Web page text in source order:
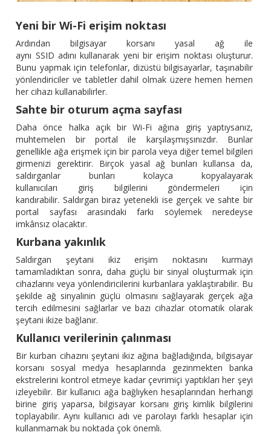
Yeni bir Wi-Fi erişim noktası
Ardından bilgisayar korsanı yasal ağ ile
aynı SSID adını kullanarak yeni bir erişim noktası oluşturur.
Bunu yapmak için telefonlar, dizüstü bilgisayarlar, taşınabilir
yönlendiriciler ve tabletler dahil olmak üzere hemen hemen
her cihazı kullanabilirler.
Sahte bir oturum açma sayfası
Daha önce halka açık bir Wi-Fi ağına giriş yaptıysanız,
muhtemelen bir portal ile karşılaşmışsınızdır. Bunlar
genellikle ağa erişmek için bir parola veya diğer temel bilgileri
girmenizi gerektirir. Birçok yasal ağ bunları kullansa da,
saldırganlar bunları kolayca kopyalayarak
kullanıcıları giriş bilgilerini göndermeleri için
kandırabilir. Saldırgan biraz yetenekli ise gerçek ve sahte bir
portal sayfası arasındaki farkı söylemek neredeyse
imkânsız olacaktır.
Kurbana yakınlık
Saldırgan şeytani ikiz erişim noktasını kurmayı
tamamladıktan sonra, daha güçlü bir sinyal oluşturmak için
cihazlarını veya yönlendiricilerini kurbanlara yaklaştırabilir. Bu
şekilde ağ sinyalinin güçlü olmasını sağlayarak gerçek ağa
tercih edilmesini sağlarlar ve bazı cihazlar otomatik olarak
şeytani ikize bağlanır.
Kullanıcı verilerinin çalınması
Bir kurban cihazını şeytani ikiz ağına bağladığında, bilgisayar
korsanı sosyal medya hesaplarında gezinmekten banka
ekstrelerini kontrol etmeye kadar çevrimiçi yaptıkları her şeyi
izleyebilir. Bir kullanıcı ağa bağlıyken hesaplarından herhangi
birine giriş yaparsa, bilgisayar korsanı giriş kimlik bilgilerini
toplayabilir. Aynı kullanıcı adı ve parolayı farklı hesaplar için
kullanmamak bu noktada çok önemli.